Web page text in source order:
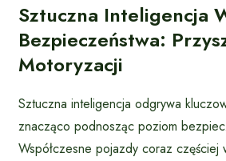
Sztuczna Inteligencja
Bezpieczeństwa:
Motoryzacji
Sztuczna inteligencja odgrywa
znacząco podnosząc poziom
Współczesne pojazdy coraz częściej